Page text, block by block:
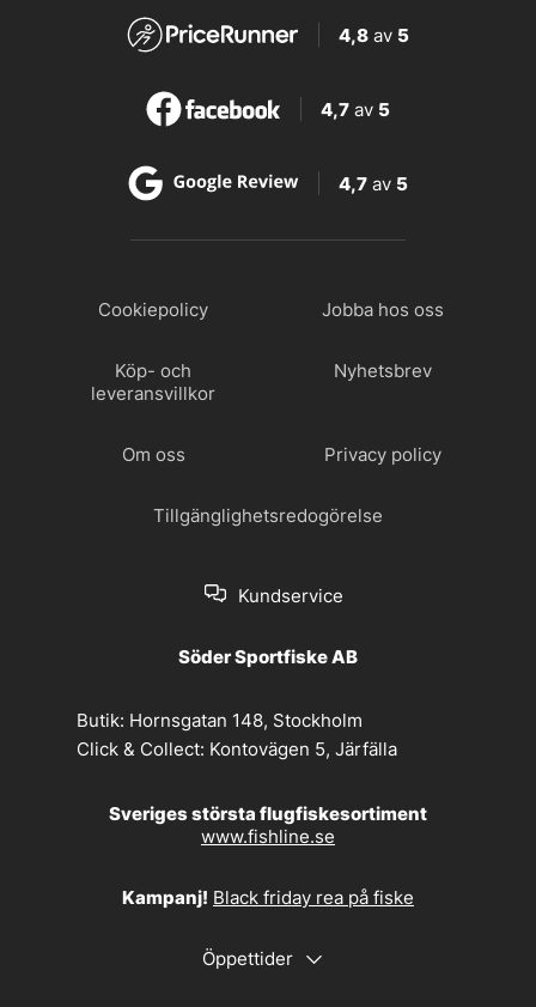
4,8 av 5
4,7 av 5
4,7 av 5
Cookiepolicy Jobba hos oss
Köp- och
leveransvillkor
Nyhetsbrev
Om oss Privacy policy
Tillgänglighetsredogörelse
Kundservice
Söder Sportfiske AB
Butik: Hornsgatan 148, Stockholm
Click & Collect: Kontovägen 5, Järfälla
Sveriges största flugfiskesortiment
www.fishline.se
Kampanj! Black friday rea på fiske
Öppettider